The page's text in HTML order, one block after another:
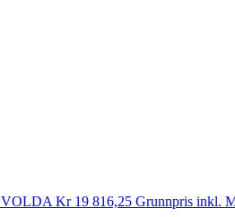
VOLDA Kr 19 816,25 Grunnpris inkl.